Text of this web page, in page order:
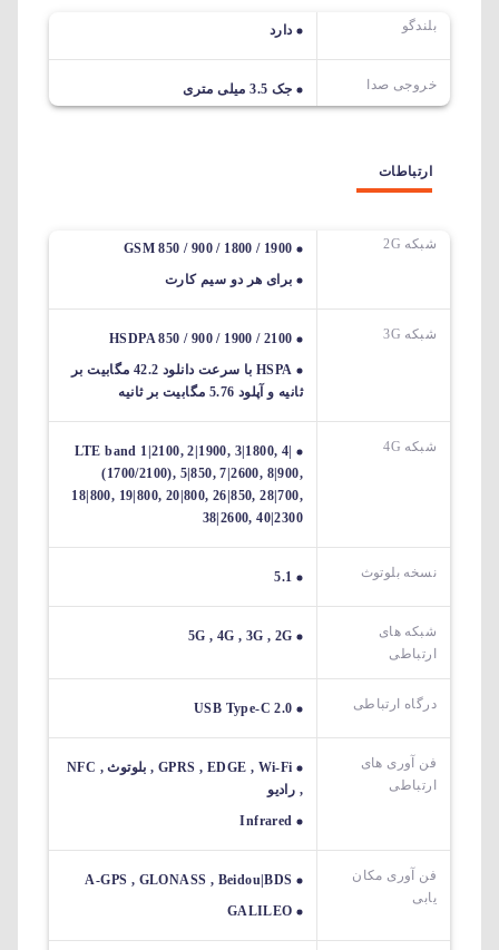
بلندگو دارد
خروجی صدا جک 3.5 میلی متری
ارتباطات
شبکه 2G
GSM 850 / 900 / 1800 / 1900
برای هر دو سیم کارت
شبکه 3G
HSDPA 850 / 900 / 1900 / 2100
HSPA با سرعت دانلود 42.2 مگابیت بر
ثانیه و آپلود 5.76 مگابیت بر ثانیه
شبکه 4G
LTE band 1|2100, 2|1900, 3|1800, 4|
(1700/2100), 5|850, 7|2600, 8|900,
18|800, 19|800, 20|800, 26|850, 28|700,
38|2600, 40|2300
نسخه بلوتوث 5.1
شبکه های
ارتباطی
5G , 4G , 3G , 2G
درگاه ارتباطی USB Type-C 2.0
فن آوری های
ارتباطی
GPRS , EDGE , Wi-Fi , بلوتوث , NFC
, رادیو
Infrared
فن آوری مکان
یابی
A-GPS , GLONASS , Beidou|BDS
GALILEO